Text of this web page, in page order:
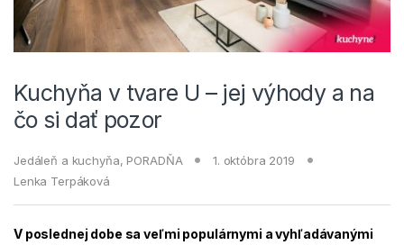
Kuchyňa v tvare U – jej výhody a na
čo si dať pozor
Jedáleň a kuchyňa, PORADŇA
1. októbra 2019
Lenka Terpáková
V poslednej dobe sa veľmi populárnymi a vyhľadávanými